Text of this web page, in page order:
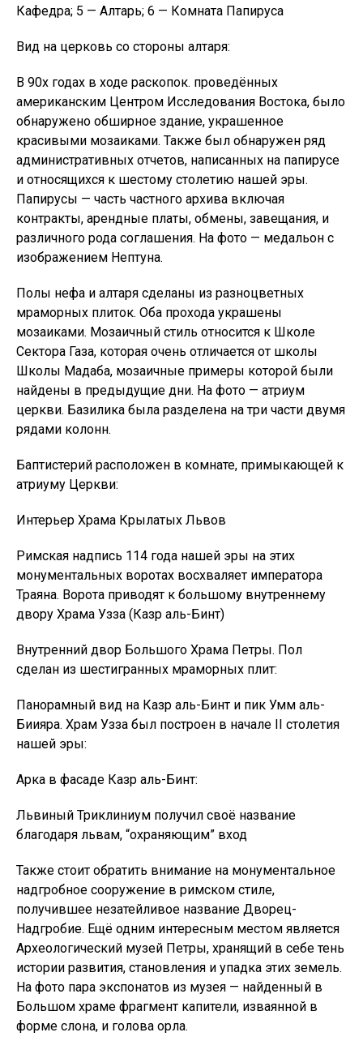
Кафедра; 5 — Алтарь; 6 — Комната Папируса
Вид на церковь со стороны алтаря:
В 90х годах в ходе раскопок. проведённых
американским Центром Исследования Востока, было
обнаружено обширное здание, украшенное
красивыми мозаиками. Также был обнаружен ряд
административных отчетов, написанных на папирусе
и относящихся к шестому столетию нашей эры.
Папирусы — часть частного архива включая
контракты, арендные платы, обмены, завещания, и
различного рода соглашения. На фото — медальон с
изображением Нептуна.
Полы нефа и алтаря сделаны из разноцветных
мраморных плиток. Оба прохода украшены
мозаиками. Мозаичный стиль относится к Школе
Сектора Газа, которая очень отличается от школы
Школы Мадаба, мозаичные примеры которой были
найдены в предыдущие дни. На фото — атриум
церкви. Базилика была разделена на три части двумя
рядами колонн.
Баптистерий расположен в комнате, примыкающей к
атриуму Церкви:
Интерьер Храма Крылатых Львов
Римская надпись 114 года нашей эры на этих
монументальных воротах восхваляет императора
Траяна. Ворота приводят к большому внутреннему
двору Храма Узза (Казр аль-Бинт)
Внутренний двор Большого Храма Петры. Пол
сделан из шестигранных мраморных плит:
Панорамный вид на Казр аль-Бинт и пик Умм аль-
Биияра. Храм Узза был построен в начале II столетия
нашей эры:
Арка в фасаде Казр аль-Бинт:
Львиный Триклиниум получил своё название
благодаря львам, “охраняющим” вход
Также стоит обратить внимание на монументальное
надгробное сооружение в римском стиле,
получившее незатейливое название Дворец-
Надгробие. Ещё одним интересным местом является
Археологический музей Петры, хранящий в себе тень
истории развития, становления и упадка этих земель.
На фото пара экспонатов из музея — найденный в
Большом храме фрагмент капители, изваянной в
форме слона, и голова орла.